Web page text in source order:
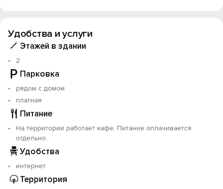
На территории есть мангальная зона с крытой
террасой, игровая площадка с батутом для детей,
Рядом находятся кафе: в «Шафране» можно
попробовать шашлык, манты, стейки, люля-кебаб,
лагман, салаты, супы и блюда на гриле.
Удобства и услуги
Этажей в здании
2
Парковка
рядом с домом
платная
Питание
На территории работает кафе. Питание оплачивается
отдельно.
Удобства
интернет
Территория